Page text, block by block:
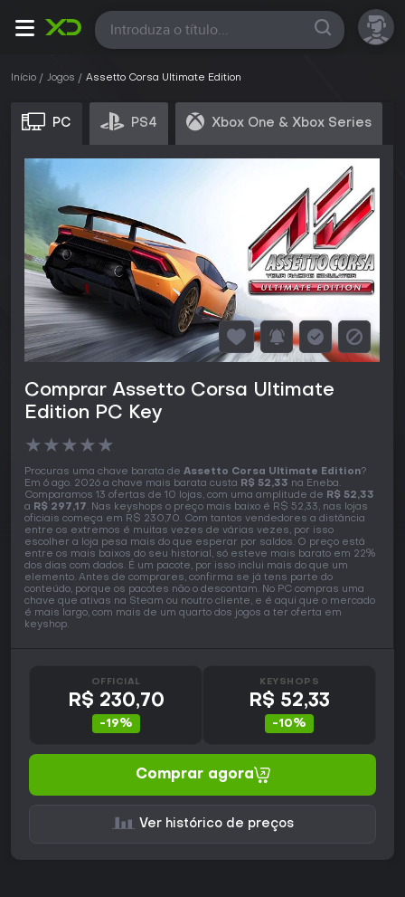
Todas
Início Jogos Assetto Corsa Ultimate Edition
PC PS4 Xbox One & Xbox Series
Comprar Assetto Corsa Ultimate
Edition PC Key
★★★★★
Procuras uma chave barata de Assetto Corsa Ultimate Edition?
Em 6 ago. 2026 a chave mais barata custa R$ 52,33 na Eneba.
Comparamos 13 ofertas de 10 lojas, com uma amplitude de R$ 52,33
a R$ 297,17. Nas keyshops o preço mais baixo é R$ 52,33, nas lojas
oficiais começa em R$ 230,70. Com tantos vendedores a distância
entre os extremos é muitas vezes de várias vezes, por isso
escolher a loja pesa mais do que esperar por saldos. O preço está
entre os mais baixos do seu historial, só esteve mais barato em 22%
dos dias com dados. É um pacote, por isso inclui mais do que um
elemento. Antes de comprares, confirma se já tens parte do
conteúdo, porque os pacotes não o descontam. No PC compras uma
chave que ativas na Steam ou noutro cliente, e é aqui que o mercado
é mais largo, com mais de um quarto dos jogos a ter oferta em
keyshop.
OFFICIAL
R$ 230,70
-19%
KEYSHOPS
R$ 52,33
-10%
Comprar agora
Ver histórico de preços